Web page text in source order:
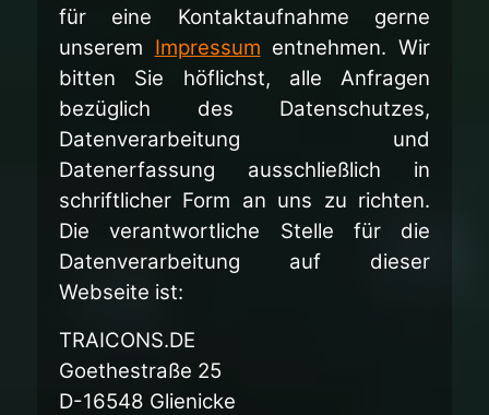
für eine Kontaktaufnahme gerne
unserem Impressum entnehmen. Wir
bitten Sie höflichst, alle Anfragen
bezüglich des Datenschutzes,
Datenverarbeitung und
Datenerfassung ausschließlich in
schriftlicher Form an uns zu richten.
Die verantwortliche Stelle für die
Datenverarbeitung auf dieser
Webseite ist:
TRAICONS.DE
Goethestraße 25
D-16548 Glienicke